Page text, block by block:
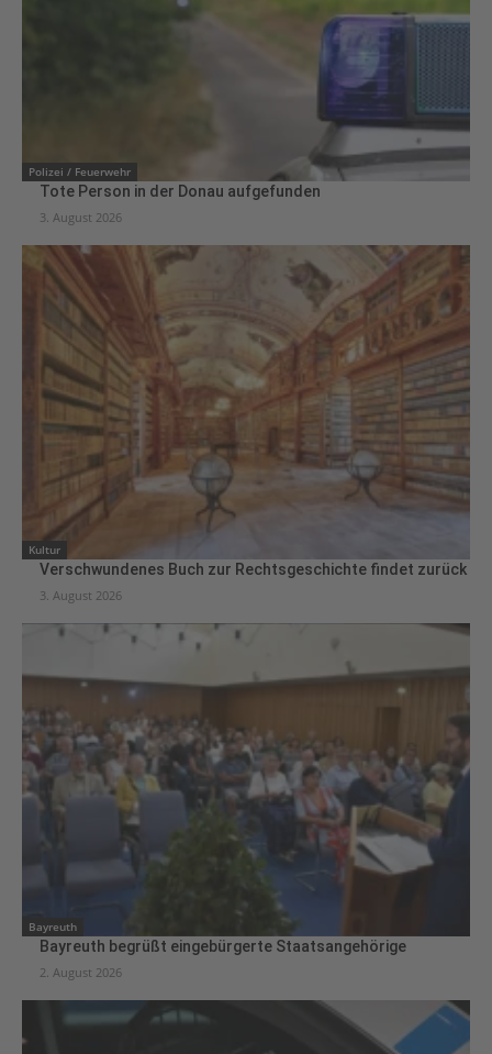
Polizei / Feuerwehr
Tote Person in der Donau aufgefunden
3. August 2026
Kultur
Verschwundenes Buch zur Rechtsgeschichte findet zurück
3. August 2026
Bayreuth
Bayreuth begrüßt eingebürgerte Staatsangehörige
2. August 2026